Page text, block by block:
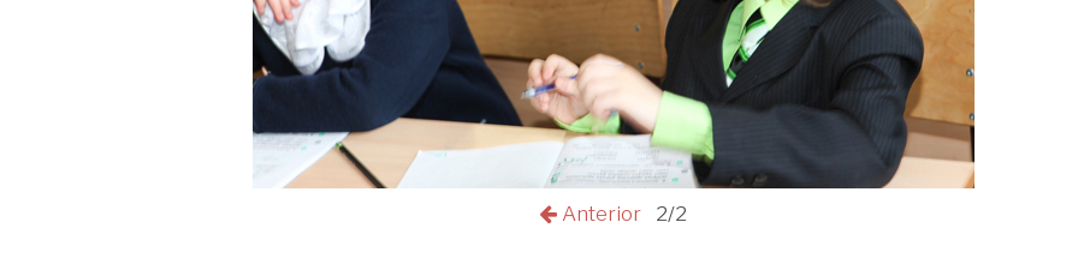
Anterior 2/2